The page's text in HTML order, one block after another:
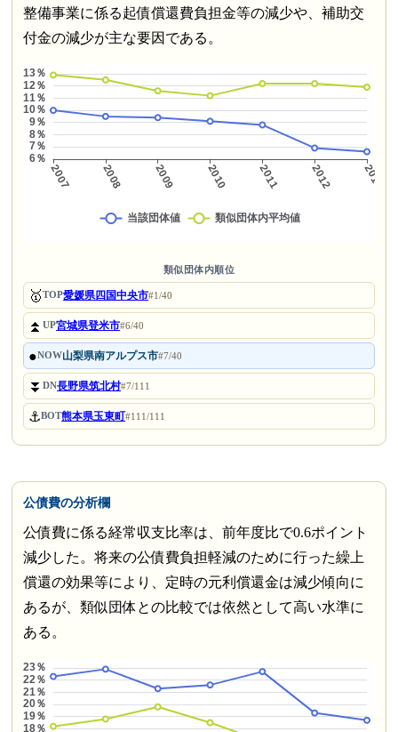
整備事業に係る起債償還費負担金等の減少や、補助交
付金の減少が主な要因である。
類似団体内順位
🥇TOP愛媛県四国中央市#1/40
⏫UP宮城県登米市#6/40
●NOW山梨県南アルプス市#7/40
⏬DN長野県筑北村#7/111
⚓BOT熊本県玉東町#111/111
公債費の分析欄
公債費に係る経常収支比率は、前年度比で0.6ポイント
減少した。将来の公債費負担軽減のために行った繰上
償還の効果等により、定時の元利償還金は減少傾向に
あるが、類似団体との比較では依然として高い水準に
ある。